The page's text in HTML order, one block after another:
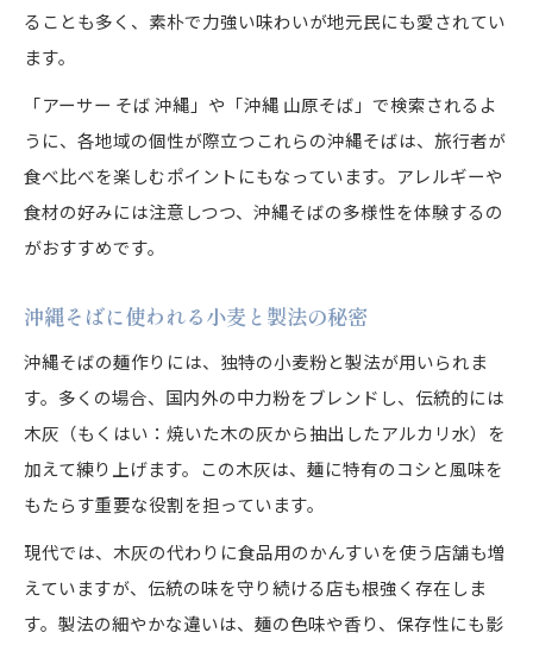
ることも多く、素朴で力強い味わいが地元民にも愛されてい
ます。
「アーサー そば 沖縄」や「沖縄 山原そば」で検索されるよ
うに、各地域の個性が際立つこれらの沖縄そばは、旅行者が
食べ比べを楽しむポイントにもなっています。アレルギーや
食材の好みには注意しつつ、沖縄そばの多様性を体験するの
がおすすめです。
沖縄そばに使われる小麦と製法の秘密
沖縄そばの麺作りには、独特の小麦粉と製法が用いられま
す。多くの場合、国内外の中力粉をブレンドし、伝統的には
木灰（もくはい：焼いた木の灰から抽出したアルカリ水）を
加えて練り上げます。この木灰は、麺に特有のコシと風味を
もたらす重要な役割を担っています。
現代では、木灰の代わりに食品用のかんすいを使う店舗も増
えていますが、伝統の味を守り続ける店も根強く存在しま
す。製法の細やかな違いは、麺の色味や香り、保存性にも影